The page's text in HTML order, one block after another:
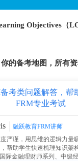
Objectives（
的备考地图，所有资
考类问题解答，帮
FRM专业考试
融跃教育FRM讲师
严谨，用思维的逻辑力量
帮助学生快速梳理知识架
际金融理财师系列、中级